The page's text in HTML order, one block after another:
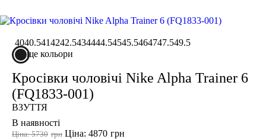
4040.5414242.5434444.54545.5464747.549.5
ще кольори
Кросівки чоловічі Nike Alpha Trainer 6
(FQ1833-001)
ВЗУТТЯ
В наявності
грн
Ціна: 5730 грн
Ціна: 4870